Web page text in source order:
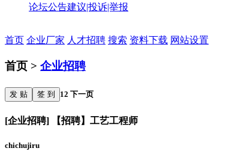
论坛公告建议|投诉|举报
首页 企业厂家 人才招聘 搜索 资料下载 网站设置
首页 > 企业招聘
发 贴 签 到 12 下一页
[企业招聘] 【招聘】工艺工程师
chichujiru